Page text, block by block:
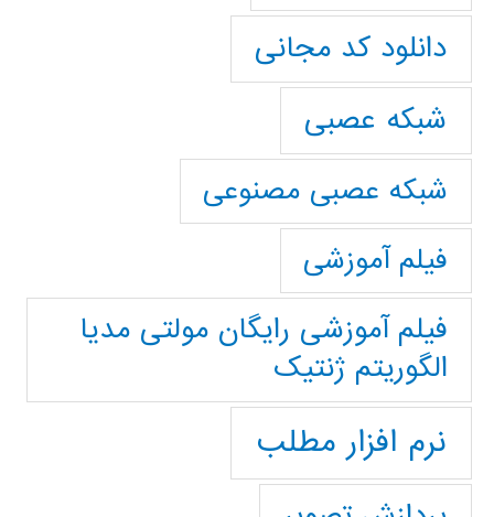
دانلود کد مجانی
شبکه عصبی
شبکه عصبی مصنوعی
فیلم آموزشی
فیلم آموزشی رایگان مولتی مدیا
الگوریتم ژنتیک
نرم افزار مطلب